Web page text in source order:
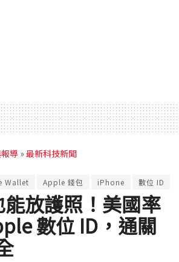
導 »最新科技新聞
Wallet Apple 錢包 iPhone 數位 ID
放護照！美國率
數位 ID，通關